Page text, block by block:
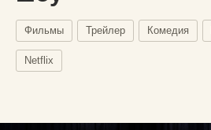
Фильмы Трейлер Комедия
Netflix